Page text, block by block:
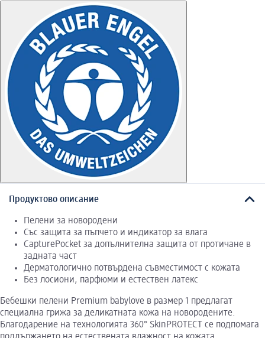
Продуктово описание
Пелени за новородени
Със защита за пъпчето и индикатор за влага
CapturePocket за допълнителна защита от протичане в
задната част
Дерматологично потвърдена съвместимост с кожата
Без лосиони, парфюми и естествен латекс
Бебешки пелени Premium babylove в размер 1 предлагат
специална грижа за деликатната кожа на новородените.
Благодарение на технологията 360° SkinPROTECT се подпомага